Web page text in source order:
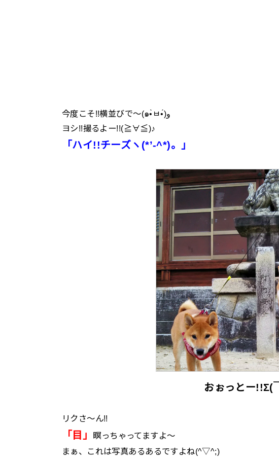
ヨシ!!撮るよー!!(≧∀≦)♪
「ハイ!!チーズヽ(*’-^*)。」
おぉっとー!!Σ(
リクさ～ん!!
「 目 」
瞑っちゃってますよ～
まぁ、これは写真あるあるですよね(^▽^;)